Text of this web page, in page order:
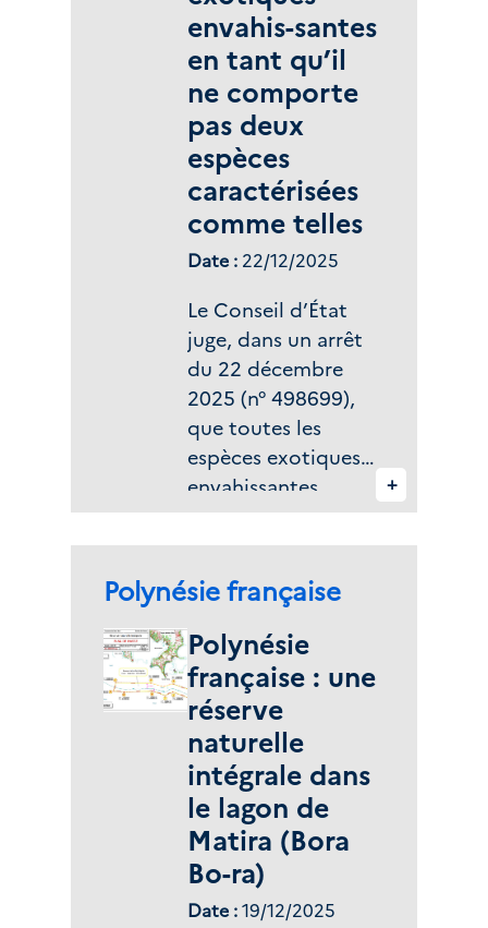
promulguée le 30
décembre 2025.
envahis-santes
en tant qu’il
ne comporte
pas deux
espèces
caractérisées
comme telles
Date : 22/12/2025
Le Conseil d’État
juge, dans un arrêt
du 22 décembre
2025 (n° 498699),
que toutes les
espèces exotiques
envahissantes
doivent figurer sur
la liste annexée à
l’arrêté
interministériel du 5
août 2024 relatif à
la prévention de
l’introduction et de
la propagation de
telles espèces sur le
territoire de Saint-
Pierre et Miquelon
et à l’interdiction de
toutes activités
portant sur des
+
Zone(s) géographique(s) :
Polynésie française
Polynésie
française : une
réserve
naturelle
intégrale dans
le lagon de
Matira (Bora
Bo-ra)
Date : 19/12/2025